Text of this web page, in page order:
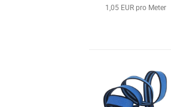
1,05 EUR pro Meter